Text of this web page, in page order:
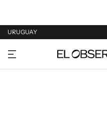
URUGUAY
URUGUAY
ARGENTINA